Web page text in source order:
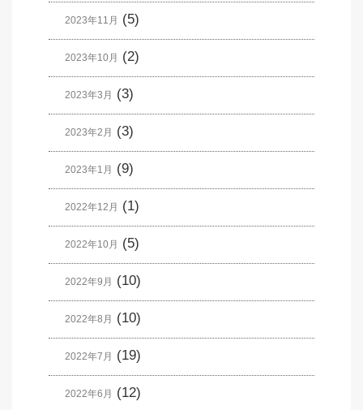
2023年11月 (5)
2023年10月 (2)
2023年3月 (3)
2023年2月 (3)
2023年1月 (9)
2022年12月 (1)
2022年10月 (5)
2022年9月 (10)
2022年8月 (10)
2022年7月 (19)
2022年6月 (12)